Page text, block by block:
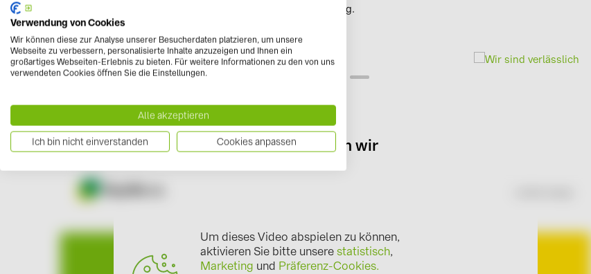
herausfordernde Projekte sind bei uns an der Tagesordnung.
wir
Wir schaffen Vertrauen gegenüber unseren Kolleginnen und Kollegen, Partnern und Kunden, indem wir verantwortungsbewusst
handeln.
Einfach näher am Kunden - Dafür stehen wir
Um dieses Video abspielen zu können,
aktivieren Sie bitte unserestatistisch,
Marketing und Präferenz-Cookies.
Verwendung von Cookies
Wir können diese zur Analyse unserer Besucherdaten platzieren, um unsere
Webseite zu verbessern, personalisierte Inhalte anzuzeigen und Ihnen ein
großartiges Webseiten-Erlebnis zu bieten. Für weitere Informationen zu den von uns
verwendeten Cookies öffnen Sie die Einstellungen.
Alle akzeptieren
Ich bin nicht einverstanden Cookies anpassen